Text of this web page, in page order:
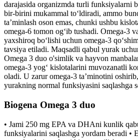
darajasida organizmda turli funksiyalarni
bir-birini mukammal toʻldiradi, ammo
taʼminlash oson emas, chunki ushbu
omega-6 tomon ogʻib tushadi. Omega-3
yaxshiroq boʻlishi uchun omega-3
tavsiya etiladi. Maqsadli qabul yurak
Omega 3 duo o'simlik va hayvon
omega-3 yogʻ kislotalarini muvozanatli
oladi. U zarur omega-3 taʼminotini
yurakning normal funksiyasini saqlashga
Biogena Omega 3 duo
• Jami 250 mg EPA va DHAni kunlik
funksiyalarini saqlashga yordam beradi •